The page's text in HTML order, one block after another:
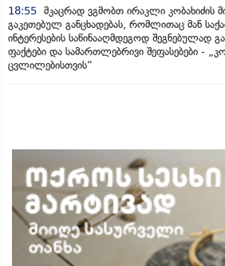
18:55 მკაცრად ვგმობთ ირაკლი კობახიძის
გაკეთებულ განცხადებას, რომლითაც მან
ინტერესების საწინააღმდეგოდ შეგნებულად
ფაქტები და სამართლებრივი შეფასებები -
ცვლილებისთვის“